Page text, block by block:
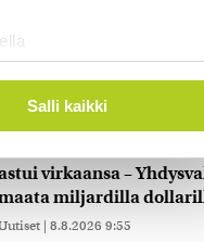
. Voit muuttaa
alan
muihin tietoihin,
Salli kaikki
Tänään on pääosin
Uutiset | 8.8.2026 10:00
Kolumbian uusi
virkaansa –
miljardilla
| 8.8.2026 9:55